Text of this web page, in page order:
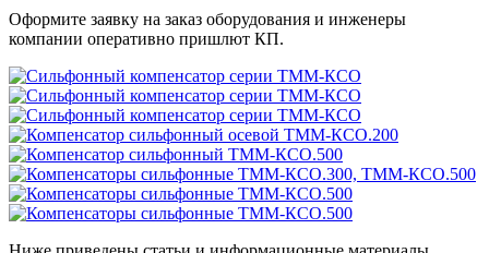
Оформите заявку на заказ оборудования и инженеры
компании оперативно пришлют КП.